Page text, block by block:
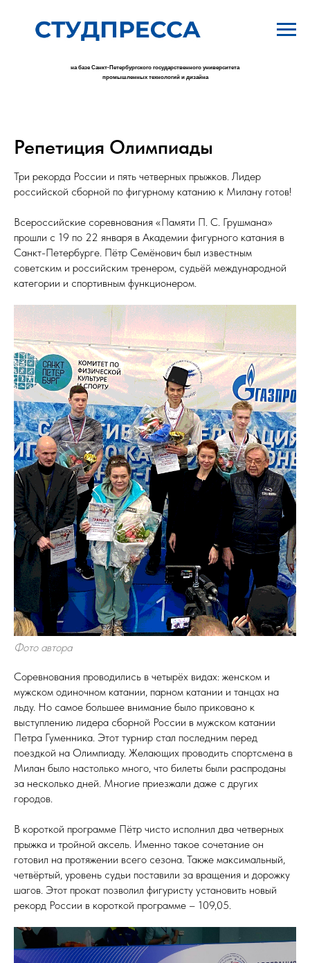
на базе Санкт-Петербургского государственного университета
промышленных технологий и дизайна
Репетиция Олимпиады
Три рекорда России и пять четверных прыжков. Лидер
российской сборной по фигурному катанию к Милану готов!
Всероссийские соревнования «Памяти П. С. Грушмана»
прошли с 19 по 22 января в Академии фигурного катания в
Санкт-Петербурге. Пётр Семёнович был известным
советским и российским тренером, судьёй международной
категории и спортивным функционером.
Фото автора
Соревнования проводились в четырёх видах: женском и
мужском одиночном катании, парном катании и танцах на
льду. Но самое большее внимание было приковано к
выступлению лидера сборной России в мужском катании
Петра Гуменника. Этот турнир стал последним перед
поездкой на Олимпиаду. Желающих проводить спортсмена в
Милан было настолько много, что билеты были распроданы
за несколько дней. Многие приезжали даже с других
городов.
В короткой программе Пётр чисто исполнил два четверных
прыжка и тройной аксель. Именно такое сочетание он
готовил на протяжении всего сезона. Также максимальный,
четвёртый, уровень судьи поставили за вращения и дорожку
шагов. Этот прокат позволил фигуристу установить новый
рекорд России в короткой программе – 109,05.